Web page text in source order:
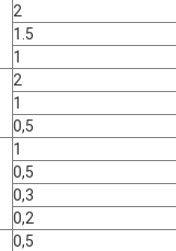
2
1.5
1
2
1
0,5
1
0,5
0,3
0,2
0,5